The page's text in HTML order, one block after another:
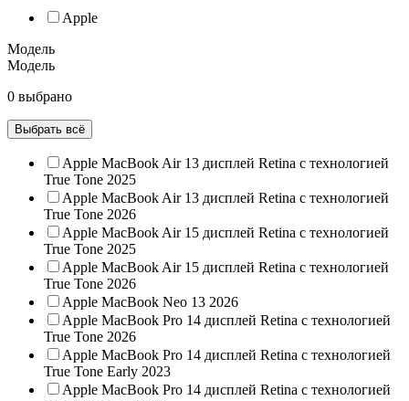
Apple
Модель
Модель
0 выбрано
Выбрать всё
Apple MacBook Air 13 дисплей Retina с технологией
True Tone 2025
Apple MacBook Air 13 дисплей Retina с технологией
True Tone 2026
Apple MacBook Air 15 дисплей Retina с технологией
True Tone 2025
Apple MacBook Air 15 дисплей Retina с технологией
True Tone 2026
Apple MacBook Neo 13 2026
Apple MacBook Pro 14 дисплей Retina с технологией
True Tone 2026
Apple MacBook Pro 14 дисплей Retina с технологией
True Tone Early 2023
Apple MacBook Pro 14 дисплей Retina с технологией